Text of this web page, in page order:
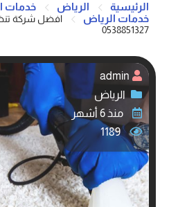
الرئيسية الرياض
خدمات
خدمات الرياض
افضل شركة
0538851327
admin
الرياض
منذ 6 أشهر
1189